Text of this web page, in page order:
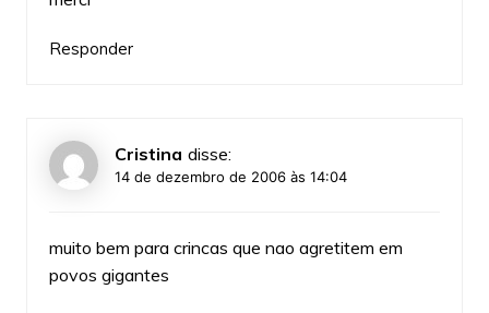
Responder
Cristina disse:
14 de dezembro de 2006 às 14:04
muito bem para crincas que nao agretitem em
povos gigantes